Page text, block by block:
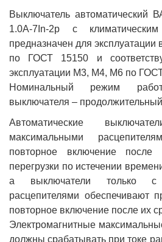
Выключатель автоматический
1.0А-7In-2р с
предназначен для эксплуатации
по ГОСТ 15150 и
эксплуатации М3, М4, М6 по
Номинальный режим
выключателя –
Автоматические
максимальными
повторное включение после
перегрузки по истечении
а выключатели только с
расцепителями обеспечивают
повторное включение после их
Электромагнитные
должны срабатывать при токе